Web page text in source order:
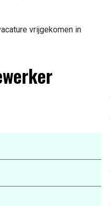
vrijgekomen in